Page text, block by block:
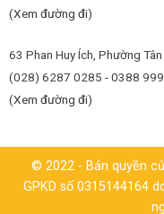
(Xem đường đi)
63 Phan Huy Ích, Phường Tân
(028) 6287 0285 - 0388
(Xem đường đi)
© 2022 - Bản quyền
GPKD số 0315144164